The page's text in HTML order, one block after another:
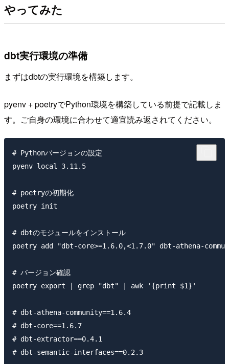
やってみた
dbt実行環境の準備
まずはdbtの実行環境を構築します。
pyenv + poetryでPython環境を構築している前提で記載しま
す。ご自身の環境に合わせて適宜読み返されてください。
# Pythonバージョンの設定
pyenv local 3.11.5
# poetryの初期化
poetry init
# dbtのモジュールをインストール
poetry add "dbt-core>=1.6.0,<1.7.0" dbt-athena-
# バージョン確認
poetry export | grep "dbt" | awk '{print $1}'
# dbt-athena-community==1.6.4
# dbt-core==1.6.7
# dbt-extractor==0.4.1
# dbt-semantic-interfaces==0.2.3